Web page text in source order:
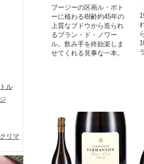
ブージーの区画ル・ポト
ーに植わる樹齢約45年の
上質なブドウから造られ
るブラン・ド・ノワー
ル。飲み手を終始楽しま
せてくれる見事な一本。
ル
リマ